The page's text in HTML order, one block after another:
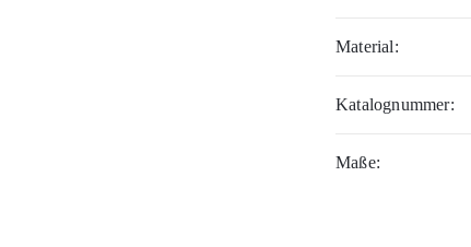
Material:
Katalognummer:
Maße: